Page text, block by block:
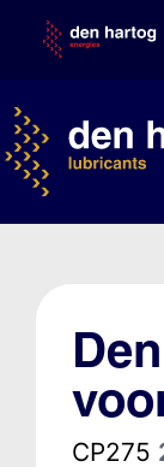
content
CP275